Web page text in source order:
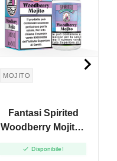
MOJITO
Fantasi Spirited
Woodberry Mojito -
 Disponibile!
